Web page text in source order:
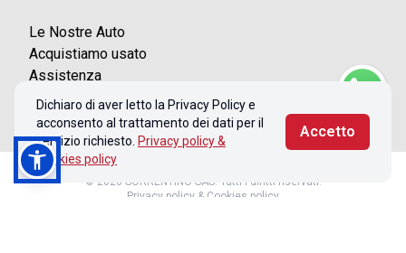
Le Nostre Auto
Acquistiamo usato
Assistenza
Contatti
Dichiaro di aver letto la Privacy Policy e
acconsento al trattamento dei dati per il
servizio richiesto. Privacy policy &
Cookies policy
Accetto
© 2026 SORRENTINO SAS. Tutti i diritti riservati.
Privacy policy & Cookies policy